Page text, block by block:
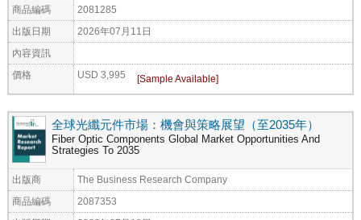
商品編碼 2081285
出版日期 2026年07月11日
內容資訊
價格 USD 3,995
全球光纖元件市場：機會與策略展望（至2035年）
Fiber Optic Components Global Market Opportunities And
Strategies To 2035
出版商 The Business Research Company
商品編碼 2087353